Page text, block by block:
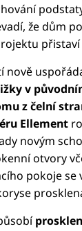
že dům
přistaví
nově
v
z čelní
Ellement
novým
otvory
pokoje se